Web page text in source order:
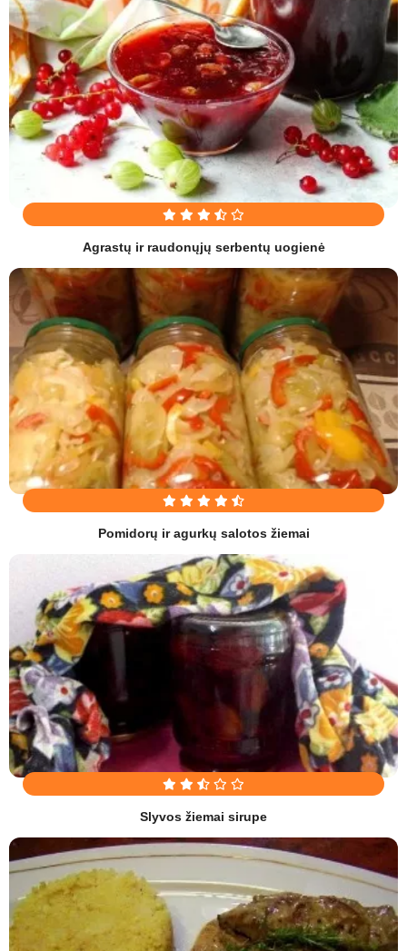
Agrastų ir raudonųjų serbentų uogienė
Pomidorų ir agurkų salotos žiemai
Slyvos žiemai sirupe